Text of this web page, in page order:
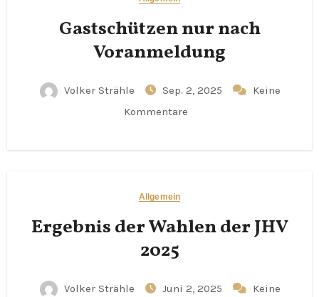
Gastschützen nur nach
Voranmeldung
Volker Strähle Sep. 2, 2025
Keine
Kommentare
Allgemein
Ergebnis der Wahlen der JHV
2025
Volker Strähle Juni 2, 2025
Keine